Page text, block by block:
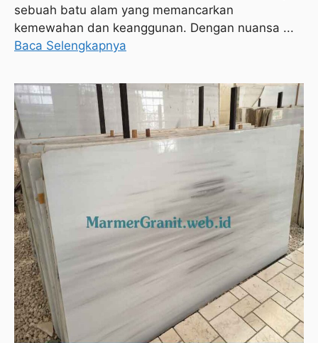
sebuah batu alam yang memancarkan
kemewahan dan keanggunan. Dengan nuansa ...
Baca Selengkapnya